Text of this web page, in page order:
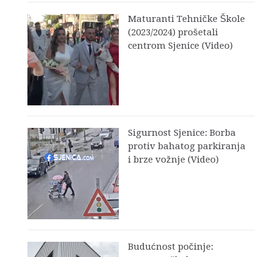
Maturanti Tehničke Škole
(2023/2024) prošetali
centrom Sjenice (Video)
Sigurnost Sjenice: Borba
protiv bahatog parkiranja
i brze vožnje (Video)
Budućnost počinje: